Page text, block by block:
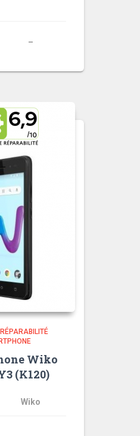
–
RÉPARABILITÉ
Wiko
(K120)
Wiko